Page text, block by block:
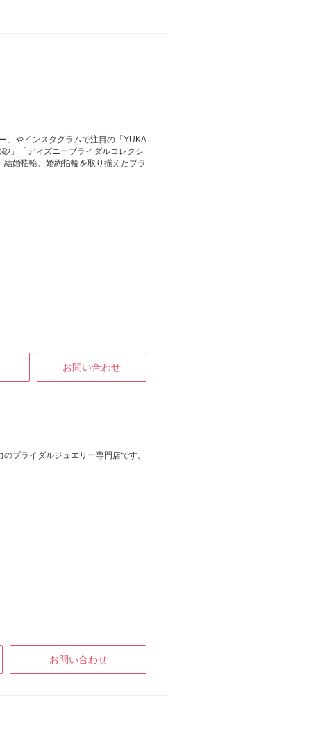
」やインスタグラムで注目の「YUKA
」「ディズニーブライダルコレクシ
婚指輪、婚約指輪を取り揃えたブラ
お問い合わせ
ブライダルジュエリー専門店です。
お問い合わせ